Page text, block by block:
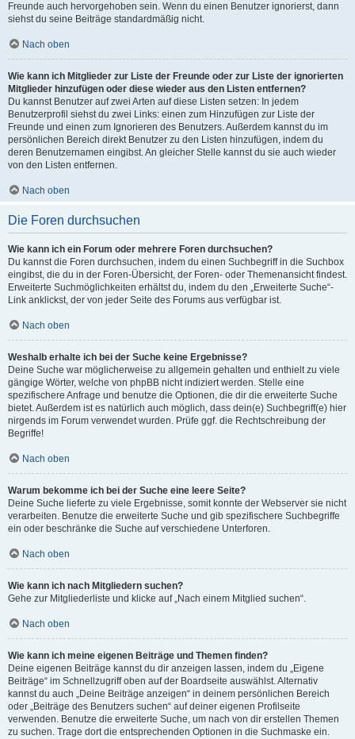
Freunde auch hervorgehoben sein. Wenn du einen Benutzer ignorierst, dann
siehst du seine Beiträge standardmäßig nicht.
Nach oben
Wie kann ich Mitglieder zur Liste der Freunde oder zur Liste der ignorierten
Mitglieder hinzufügen oder diese wieder aus den Listen entfernen?
Du kannst Benutzer auf zwei Arten auf diese Listen setzen: In jedem
Benutzerprofil siehst du zwei Links: einen zum Hinzufügen zur Liste der
Freunde und einen zum Ignorieren des Benutzers. Außerdem kannst du im
persönlichen Bereich direkt Benutzer zu den Listen hinzufügen, indem du
deren Benutzernamen eingibst. An gleicher Stelle kannst du sie auch wieder
von den Listen entfernen.
Nach oben
Die Foren durchsuchen
Wie kann ich ein Forum oder mehrere Foren durchsuchen?
Du kannst die Foren durchsuchen, indem du einen Suchbegriff in die Suchbox
eingibst, die du in der Foren-Übersicht, der Foren- oder Themenansicht findest.
Erweiterte Suchmöglichkeiten erhältst du, indem du den „Erweiterte Suche“-
Link anklickst, der von jeder Seite des Forums aus verfügbar ist.
Nach oben
Weshalb erhalte ich bei der Suche keine Ergebnisse?
Deine Suche war möglicherweise zu allgemein gehalten und enthielt zu viele
gängige Wörter, welche von phpBB nicht indiziert werden. Stelle eine
spezifischere Anfrage und benutze die Optionen, die dir die erweiterte Suche
bietet. Außerdem ist es natürlich auch möglich, dass dein(e) Suchbegriff(e) hier
nirgends im Forum verwendet wurden. Prüfe ggf. die Rechtschreibung der
Begriffe!
Nach oben
Warum bekomme ich bei der Suche eine leere Seite?
Deine Suche lieferte zu viele Ergebnisse, somit konnte der Webserver sie nicht
verarbeiten. Benutze die erweiterte Suche und gib spezifischere Suchbegriffe
ein oder beschränke die Suche auf verschiedene Unterforen.
Nach oben
Wie kann ich nach Mitgliedern suchen?
Gehe zur Mitgliederliste und klicke auf „Nach einem Mitglied suchen“.
Nach oben
Wie kann ich meine eigenen Beiträge und Themen finden?
Deine eigenen Beiträge kannst du dir anzeigen lassen, indem du „Eigene
Beiträge“ im Schnellzugriff oben auf der Boardseite auswählst. Alternativ
kannst du auch „Deine Beiträge anzeigen“ in deinem persönlichen Bereich
oder „Beiträge des Benutzers suchen“ auf deiner eigenen Profilseite
verwenden. Benutze die erweiterte Suche, um nach von dir erstellen Themen
zu suchen. Trage dort die entsprechenden Optionen in die Suchmaske ein.